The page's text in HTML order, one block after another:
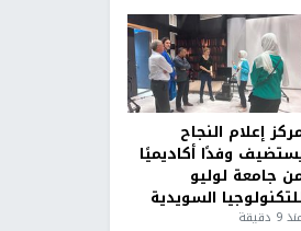
إعلام النجاح
وفدًا أكاديميًا
جامعة لوليو
السويدية
دقيقة